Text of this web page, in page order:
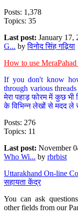
Posts: 1,378
Topics: 35
Last post: January 17,
G... byविनोद सिंह गढ़िया
How to use
If you don't know
through various
मेरा पहाड़ फोरम में कुछ भी
के विभिन्न लेखों से मदद
Posts: 276
Topics: 11
Last post: November
Who Wi... by rbrbist
Uttarakhand On-line
सहायता केंद्र
You can ask
other fields from our